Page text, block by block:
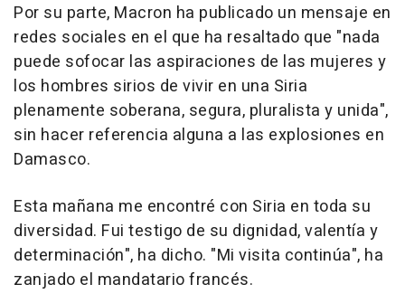
Por su parte, Macron ha publicado un mensaje en
redes sociales en el que ha resaltado que "nada
puede sofocar las aspiraciones de las mujeres y
los hombres sirios de vivir en una Siria
plenamente soberana, segura, pluralista y unida",
sin hacer referencia alguna a las explosiones en
Damasco.
Esta mañana me encontré con Siria en toda su
diversidad. Fui testigo de su dignidad, valentía y
determinación", ha dicho. "Mi visita continúa", ha
zanjado el mandatario francés.